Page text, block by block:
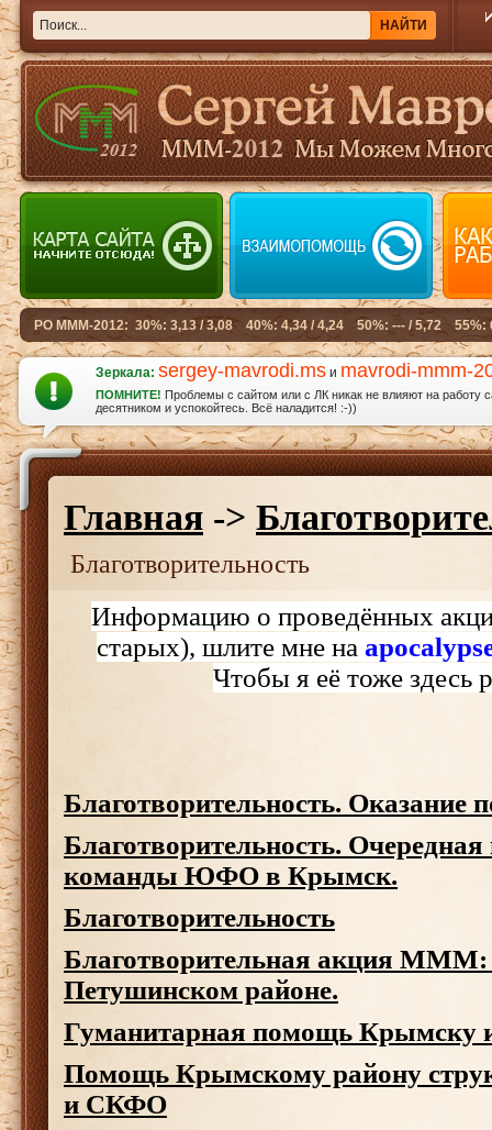
Зеркала: sergey-mavrodi.ms и mavrodi-mmm-
ПОМНИТЕ! Проблемы с сайтом или с ЛК никак не влияют на работу
десятником и успокойтесь. Всё наладится! :-))
Главная ->
Благотворительность
Информацию о проведённых
старых), шлите мне на
Чтобы я её тоже здесь
Благотворительность. Оказание
Благотворительность.
команды ЮФО в Крымск.
Благотворительность
Благотворительная акция
Петушинском районе.
Гуманитарная помощь Крымску
Помощь Крымскому району
и СКФО